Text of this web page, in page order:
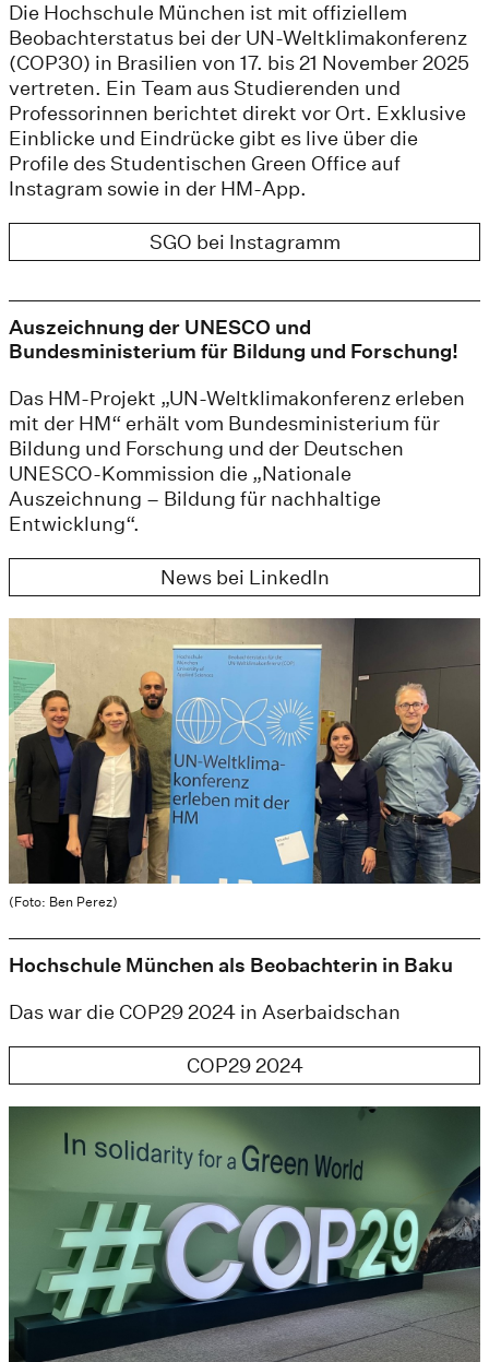
Die Hochschule München ist mit offiziellem
Beobachterstatus bei der UN-Weltklimakonferenz
(COP30) in Brasilien von 17. bis 21 November 2025
vertreten. Ein Team aus Studierenden und
Professorinnen berichtet direkt vor Ort. Exklusive
Einblicke und Eindrücke gibt es live über die
Profile des Studentischen Green Office auf
Instagram sowie in der HM-App.
SGO bei Instagramm
Auszeichnung der UNESCO und
Bundesministerium für Bildung und Forschung!
Das HM-Projekt „UN-Weltklimakonferenz erleben
mit der HM“ erhält vom Bundesministerium für
Bildung und Forschung und der Deutschen
UNESCO-Kommission die „Nationale
Auszeichnung – Bildung für nachhaltige
Entwicklung“.
News bei LinkedIn
(Foto: Ben Perez)
Hochschule München als Beobachterin in Baku
Das war die COP29 2024 in Aserbaidschan
COP29 2024